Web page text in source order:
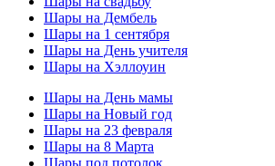
Шары на Дембель
Шары на 1 сентября
Шары на День учителя
Шары на Хэллоуин
Шары на День мамы
Шары на Новый год
Шары на 23 февраля
Шары на 8 Марта
Шары под потолок